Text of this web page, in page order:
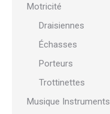
Motricité
Draisiennes
Échasses
Porteurs
Trottinettes
Musique Instruments